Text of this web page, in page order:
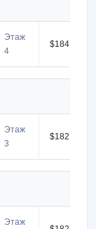
Этаж
4
$184,000
Этаж
3
$182,000
Этаж